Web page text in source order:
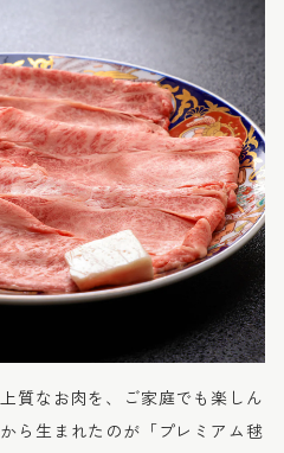
質なお肉を、ご家庭でも楽しん
ら生まれたのが「プレミアム毬